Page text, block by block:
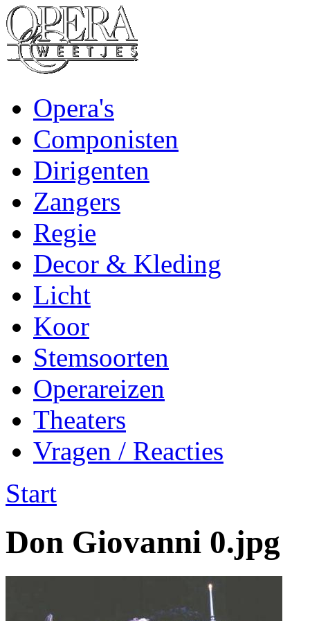
Opera's
Componisten
Dirigenten
Zangers
Regie
Decor & Kleding
Licht
Koor
Stemsoorten
Operareizen
Theaters
Vragen / Reacties
Start
Don Giovanni 0.jpg